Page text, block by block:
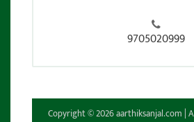
9705020999
Copyright © 2026 aarthiksanjal.com |